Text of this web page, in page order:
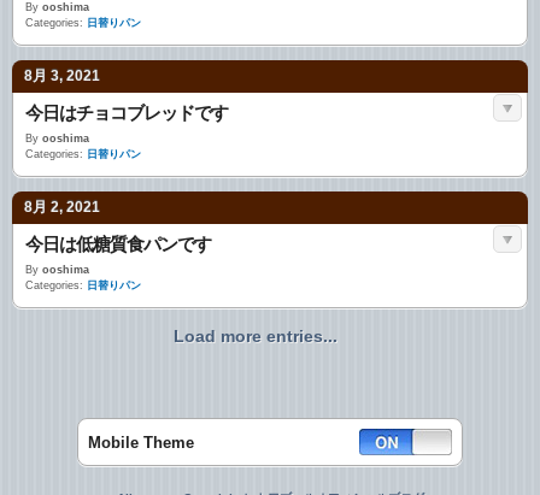
By ooshima
Categories: 日替りパン
8月 3, 2021
今日はチョコブレッドです
By ooshima
Categories: 日替りパン
8月 2, 2021
今日は低糖質食パンです
By ooshima
Categories: 日替りパン
Load more entries...
Mobile Theme